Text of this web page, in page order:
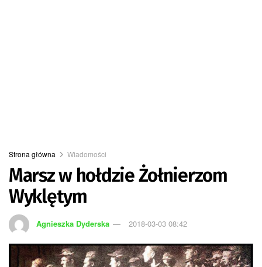
Strona główna Wiadomości
Marsz w hołdzie Żołnierzom
Wyklętym
Agnieszka Dyderska 2018-03-03 08:42